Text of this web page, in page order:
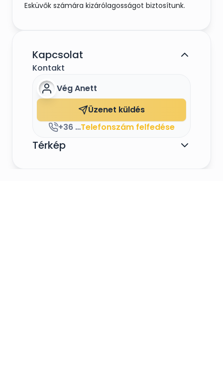
Esküvők számára kizárólagosságot biztosítunk.
Kapcsolat
Kontakt
Vég Anett
Üzenet küldés
+36 20 982 9009Telefonszám felfedése
Térkép